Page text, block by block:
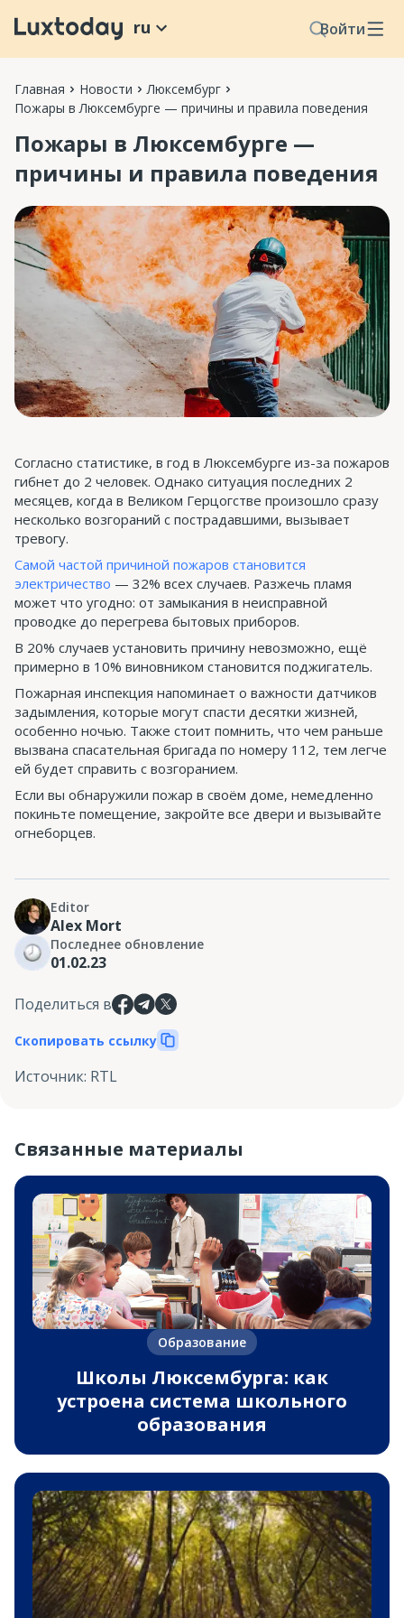
Войти
ru
Главная Новости
Люксембург
Пожары в Люксембурге — причины и правила поведения
Пожары в Люксембурге —
причины и правила поведения
Согласно статистике, в год в Люксембурге из-за пожаров
гибнет до 2 человек. Однако ситуация последних 2
месяцев, когда в Великом Герцогстве произошло сразу
несколько возгораний с пострадавшими, вызывает
тревогу.
Самой частой причиной пожаров становится
электричество — 32% всех случаев. Разжечь пламя
может что угодно: от замыкания в неисправной
проводке до перегрева бытовых приборов.
В 20% случаев установить причину невозможно, ещё
примерно в 10% виновником становится поджигатель.
Пожарная инспекция напоминает о важности датчиков
задымления, которые могут спасти десятки жизней,
особенно ночью. Также стоит помнить, что чем раньше
вызвана спасательная бригада по номеру 112, тем легче
ей будет справить с возгоранием.
Если вы обнаружили пожар в своём доме, немедленно
покиньте помещение, закройте все двери и вызывайте
огнеборцев.
Editor
Alex Mort
Последнее обновление
01.02.23
Поделиться в
Скопировать ссылку
Источник: RTL
Связанные материалы
Образование
Школы Люксембурга: как
устроена система школьного
образования